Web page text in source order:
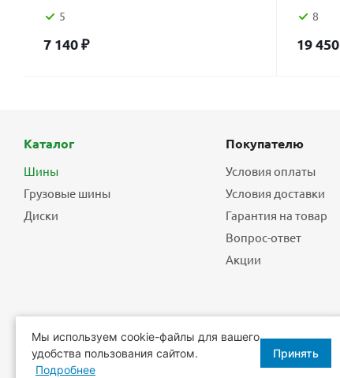
5
7 140₽
8
19 450
Каталог
Шины
Грузовые шины
Диски
Покупателю
Условия оплаты
Условия доставки
Гарантия на товар
Вопрос-ответ
Акции
2026 © Еврошины - шины, диски, шиномонтаж.
Мы используем cookie-файлы для вашего
удобства пользования сайтом.
Подробнее
Принять